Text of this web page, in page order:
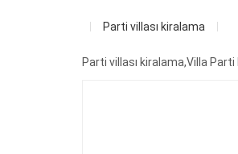
Parti villası kiralama
Parti villası kiralama,Villa Parti